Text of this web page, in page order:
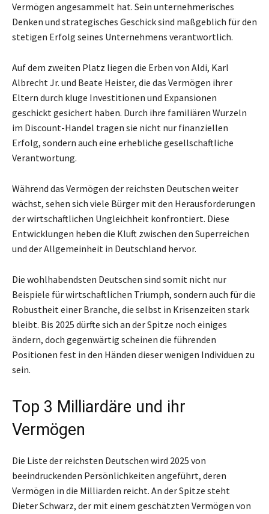
Vermögen angesammelt hat. Sein unternehmerisches
Denken und strategisches Geschick sind maßgeblich für den
stetigen Erfolg seines Unternehmens verantwortlich.
Auf dem zweiten Platz liegen die Erben von Aldi, Karl
Albrecht Jr. und Beate Heister, die das Vermögen ihrer
Eltern durch kluge Investitionen und Expansionen
geschickt gesichert haben. Durch ihre familiären Wurzeln
im Discount-Handel tragen sie nicht nur finanziellen
Erfolg, sondern auch eine erhebliche gesellschaftliche
Verantwortung.
Während das Vermögen der reichsten Deutschen weiter
wächst, sehen sich viele Bürger mit den Herausforderungen
der wirtschaftlichen Ungleichheit konfrontiert. Diese
Entwicklungen heben die Kluft zwischen den Superreichen
und der Allgemeinheit in Deutschland hervor.
Die wohlhabendsten Deutschen sind somit nicht nur
Beispiele für wirtschaftlichen Triumph, sondern auch für die
Robustheit einer Branche, die selbst in Krisenzeiten stark
bleibt. Bis 2025 dürfte sich an der Spitze noch einiges
ändern, doch gegenwärtig scheinen die führenden
Positionen fest in den Händen dieser wenigen Individuen zu
sein.
Top 3 Milliardäre und ihr
Vermögen
Die Liste der reichsten Deutschen wird 2025 von
beeindruckenden Persönlichkeiten angeführt, deren
Vermögen in die Milliarden reicht. An der Spitze steht
Dieter Schwarz, der mit einem geschätzten Vermögen von